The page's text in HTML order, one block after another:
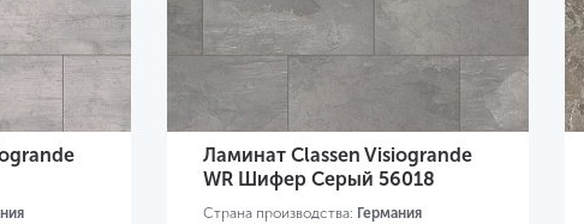
Ламинат Classen Visiogrande
WR Шифер Серый 56018
Страна производства: Германия